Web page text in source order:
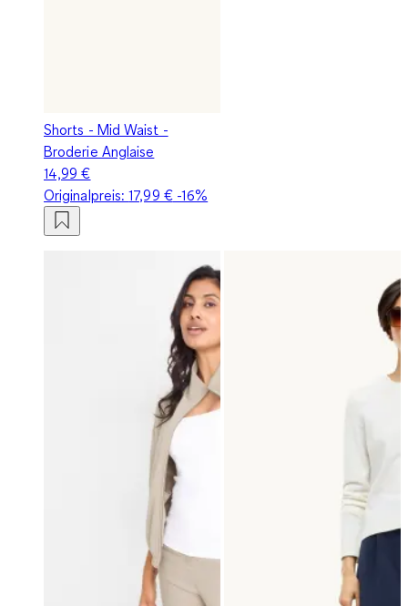
Shorts - Mid Waist -
Broderie Anglaise
14,99 €
Originalpreis:17,99 €-16%